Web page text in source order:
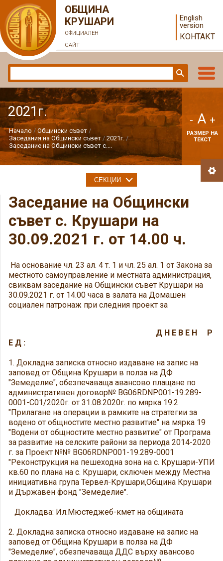
ОБЩИНА
КРУШАРИ
ОФИЦИАЛЕН
САЙТ
English
version
КОНТАКТ
2021г.
Начало
Общински съвет
Заседания на Общински съвет
2021г.
Заседание на Общински съвет с....
- A +
РАЗМЕР НА
ТЕКСТ
Заседание на Общински
съвет с. Крушари на
30.09.2021 г. от 14.00 ч.
На основание чл. 23 ал. 4 т. 1 и чл. 25 ал. 1 от Закона за
местното самоуправление и местната администрация,
свиквам заседание на Общински съвет Крушари на
30.09.2021 г. от 14.00 часа в залата на Домашен
социален патронаж при следния проект за
Д Н Е В Е Н Р
Е Д :
1. Докладна записка относно издаване на запис на
заповед от Община Крушари в полза на ДФ
"Земеделие", обезпечаваща авансово плащане по
административен договор№ BG06RDNP001-19.289-
0001-С01/2020г. от 31.08.2020г. по мярка 19.2
"Прилагане на опeрации в рамките на стратегии за
водено от общностите местно развитие" на мярка 19
"Водени от общностите местно развитие" от Програма
за развитие на селските райони за периода 2014-2020
г. за Проект №№ BG06RDNP001-19.289-0001
"Реконструкция на пешеходна зона на с. Крушари-УПИ
кв.60 по плана на с. Крушари, сключен между Местна
инициативна група Тервел-Крушари,Община Крушари
и Държавен фонд "Земеделие".
Докладва: Ил.Мюстеджеб-кмет на общината
2. Докладна записка относно издаване на запис на
заповед от Община Крушари в полза на ДФ
"Земеделие", обезпечаваща ДДС върху авансово
СЕКЦИИ